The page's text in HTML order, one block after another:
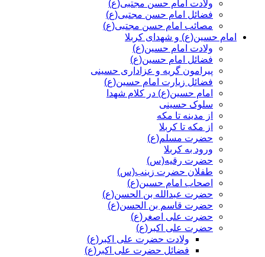
ولادت امام حسن مجتبی(ع)
فضائل امام حسن مجتبی(ع)
مصائب امام حسن مجتبی(ع)
امام حسین(ع) و شهدای کربلا
ولادت امام حسین(ع)
فضائل امام حسین(ع)
پیرامون گریه و عزاداری حسینی
فضائل زیارت امام حسین(ع)
امام حسین(ع) در کلام شهدا
سلوک حسینی
از مدینه تا مکه
از مکه تا کربلا
حضرت مسلم(ع)
ورود به کربلا
حضرت رقیه(س)
طفلان حضرت زینب(س)
اصحاب امام حسین(ع)
حضرت عبدالله بن الحسن(ع)
حضرت قاسم بن الحسن(ع)
حضرت علی اصغر(ع)
حضرت علی اکبر(ع)
ولادت حضرت علی اکبر(ع)
فضائل حضرت علی اکبر(ع)